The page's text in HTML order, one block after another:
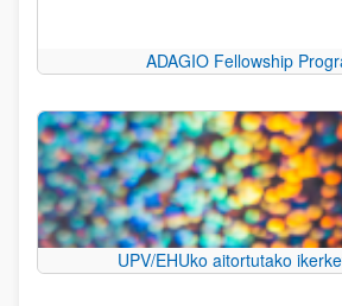
ADAGIO Fellowship
UPV/EHUko aitortutako